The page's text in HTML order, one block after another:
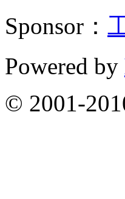
Sponsor：
Powered by
© 2001-